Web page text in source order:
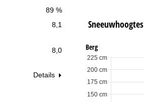
89 %
8,1
8,0
Details
Sneeuwhoogtes
Berg
150 cm
175 cm
200 cm
225 cm